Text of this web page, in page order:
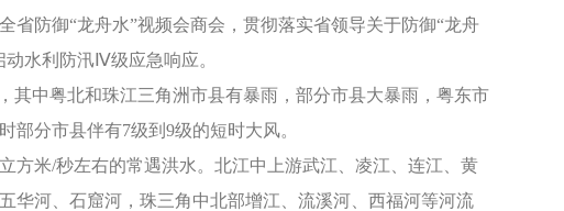
防御“龙舟水”视频会商会，贯彻落实省领导关于防御“龙舟
水利防汛Ⅳ级应急响应。
其中粤北和珠江三角洲市县有暴雨，部分市县大暴雨，粤东市
分市县伴有7级到9级的短时大风。
方米/秒左右的常遇洪水。北江中上游武江、凌江、连江、黄
华河、石窟河，珠三角中北部增江、流溪河、西福河等河流